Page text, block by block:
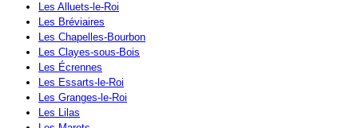
Les Alluets-le-Roi
Les Bréviaires
Les Chapelles-Bourbon
Les Clayes-sous-Bois
Les Écrennes
Les Essarts-le-Roi
Les Granges-le-Roi
Les Lilas